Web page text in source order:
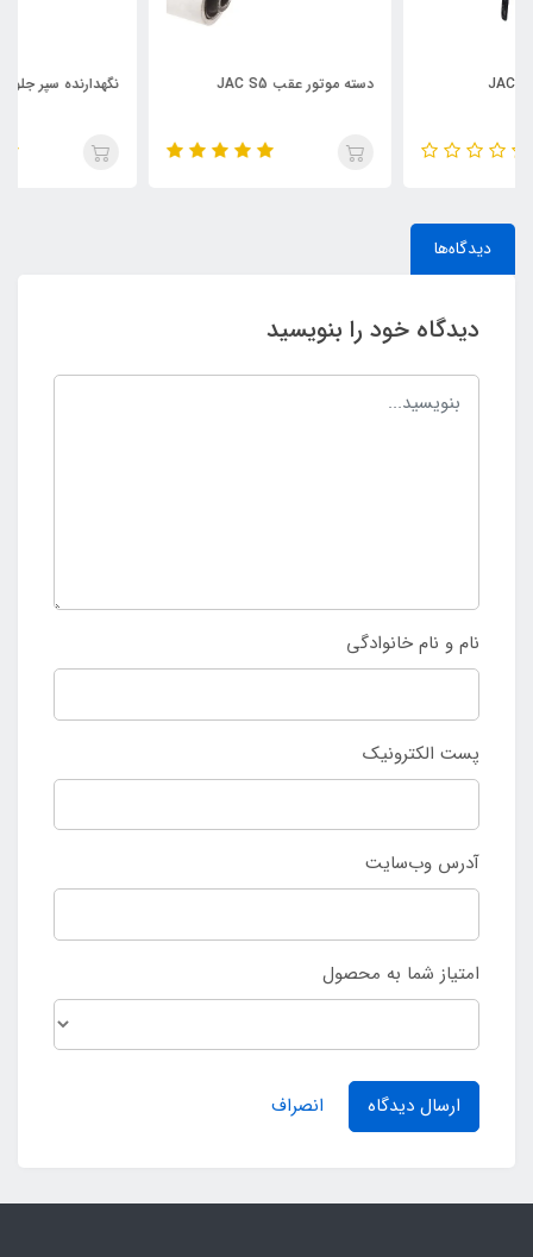
دسته موتور عقب JAC S5 نگهدارنده سپر جلو چپ JAC S5
دیدگاه‌ها
دیدگاه خود را بنویسید
نام و نام خانوادگی
پست الکترونیک
آدرس وب‌سایت
امتیاز شما به محصول
ارسال دیدگاه انصراف